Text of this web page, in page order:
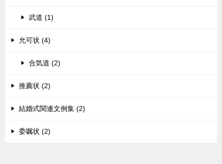
武道 (1)
允可状 (4)
合気道 (2)
推薦状 (2)
結婚式関連文例集 (2)
委嘱状 (2)